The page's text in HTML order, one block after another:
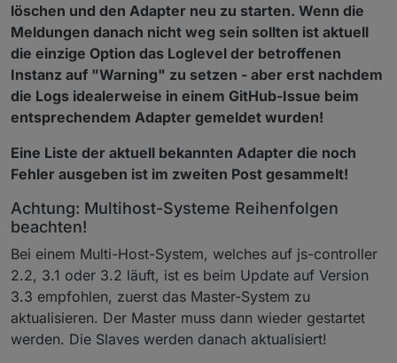
löschen und den Adapter neu zu starten. Wenn die
Meldungen danach nicht weg sein sollten ist aktuell
die einzige Option das Loglevel der betroffenen
Instanz auf "Warning" zu setzen - aber erst nachdem
die Logs idealerweise in einem GitHub-Issue beim
entsprechendem Adapter gemeldet wurden!
Eine Liste der aktuell bekannten Adapter die noch
Fehler ausgeben ist im zweiten Post gesammelt!
Achtung: Multihost-Systeme Reihenfolgen
beachten!
Bei einem Multi-Host-System, welches auf js-controller
2.2, 3.1 oder 3.2 läuft, ist es beim Update auf Version
3.3 empfohlen, zuerst das Master-System zu
aktualisieren. Der Master muss dann wieder gestartet
werden. Die Slaves werden danach aktualisiert!